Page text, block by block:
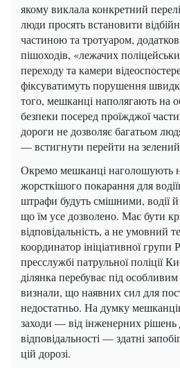
якому виклала конкретний
люди просять встановити
частиною та тротуаром,
пішоходів, «лежачих
переходу та камери
фіксуватимуть порушення
того, мешканці наполягають на
безпеки посеред проїжджої
дороги не дозволяє багатьом
— встигнути перейти на
Окремо мешканці наголошують
жорсткішого покарання для
штрафи будуть смішними, водії
що їм усе дозволено. Має бути
відповідальність, а не умовний
координатор ініціативної
пресслужбі патрульної поліції
ділянка перебуває під
визнали, що наявних сил для
недостатньо. На думку
заходи — від інженерних
відповідальності — здатні
цій дорозі.